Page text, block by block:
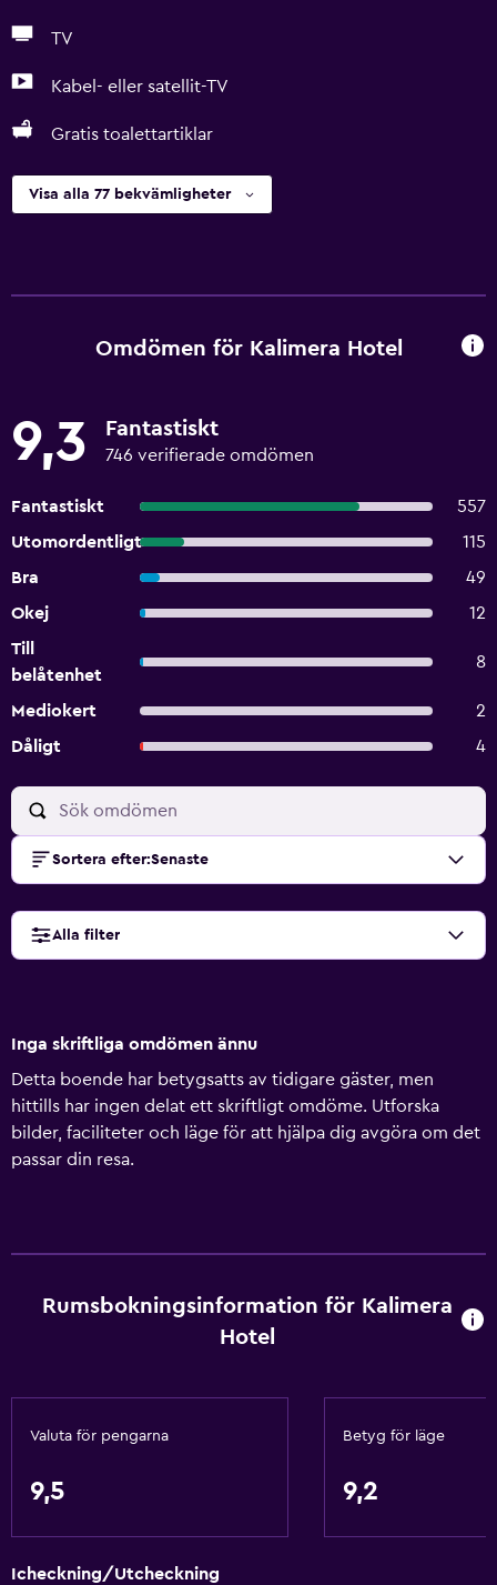
TV
Kabel- eller satellit-TV
Gratis toalettartiklar
Visa alla 77 bekvämligheter
Omdömen för Kalimera Hotel
9,3 Fantastiskt
746 verifierade omdömen
Fantastiskt
557
Utomordentligt
115
Bra
49
Okej
12
Till
belåtenhet
8
Mediokert
2
Dåligt
4
Sortera efter:Senaste
Alla filter
Inga skriftliga omdömen ännu
Detta boende har betygsatts av tidigare gäster, men
hittills har ingen delat ett skriftligt omdöme. Utforska
bilder, faciliteter och läge för att hjälpa dig avgöra om det
passar din resa.
Rumsbokningsinformation för Kalimera
Hotel
Valuta för pengarna
9,5
Betyg för läge
9,2
Icheckning/Utcheckning